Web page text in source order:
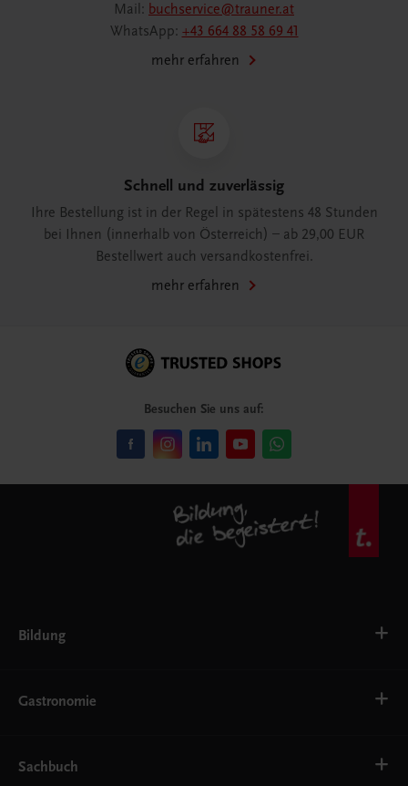
Mail: buchservice@trauner.at
WhatsApp: +43 664 88 58 69 41
mehr erfahren
Schnell und zuverlässig
Ihre Bestellung ist in der Regel in spätestens 48 Stunden
bei Ihnen (innerhalb von Österreich) – ab 29,00 EUR
Bestellwert auch versandkostenfrei.
mehr erfahren
Besuchen Sie uns auf:
Bildung
AHS
EWF/ZWF
FW
Gastronomie
Getränke
Sachbuch